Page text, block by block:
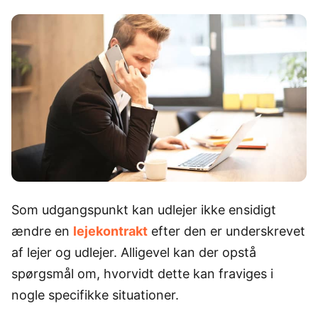
Som udgangspunkt kan udlejer ikke ensidigt
ændre en lejekontrakt efter den er underskrevet
af lejer og udlejer. Alligevel kan der opstå
spørgsmål om, hvorvidt dette kan fraviges i
nogle specifikke situationer.